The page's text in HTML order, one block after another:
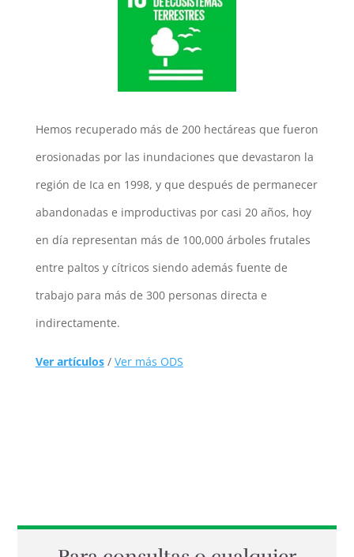
Hemos recuperado más de 200 hectáreas que fueron
erosionadas por las inundaciones que devastaron la
región de Ica en 1998, y que después de permanecer
abandonadas e improductivas por casi 20 años, hoy
en día representan más de 100,000 árboles frutales
entre paltos y cítricos siendo además fuente de
trabajo para más de 300 personas directa e
indirectamente.
Ver artículos / Ver más ODS